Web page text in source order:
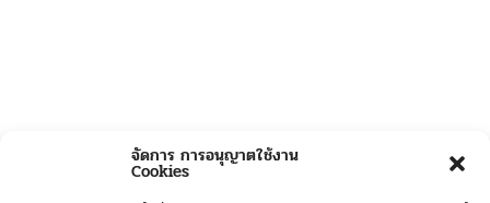
จัดการ การอนุญาตใช้งาน
Cookies